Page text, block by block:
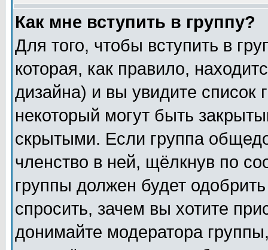
Как мне вступить в группу?
Для того, чтобы вступить в
которая, как правило,
дизайна) и вы увидите список
некоторый могут быть
скрытыми. Если группа
членство в ней, щёлкнув по
группы должен будет
спросить, зачем вы хотите
донимайте модератора